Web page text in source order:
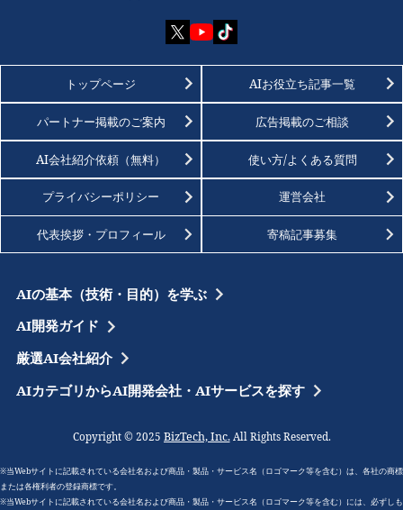
トップページ AIお役立ち記事一覧
パートナー掲載のご案内 広告掲載のご相談
AI会社紹介依頼（無料） 使い方/よくある質問
プライバシーポリシー 運営会社
代表挨拶・プロフィール 寄稿記事募集
AIの基本（技術・目的）を学ぶ
AI開発ガイド
厳選AI会社紹介
AIカテゴリからAI開発会社・AIサービスを探す
Copyright © 2025 BizTech, Inc.All Rights Reserved.
※当Webサイトに記載されている会社名および商品・製品・サービス名（ロゴマーク等を含む）は、各社の商標
または各権利者の登録商標です。
※当Webサイトに記載されている会社名および商品・製品・サービス名（ロゴマーク等を含む）には、必ずしも